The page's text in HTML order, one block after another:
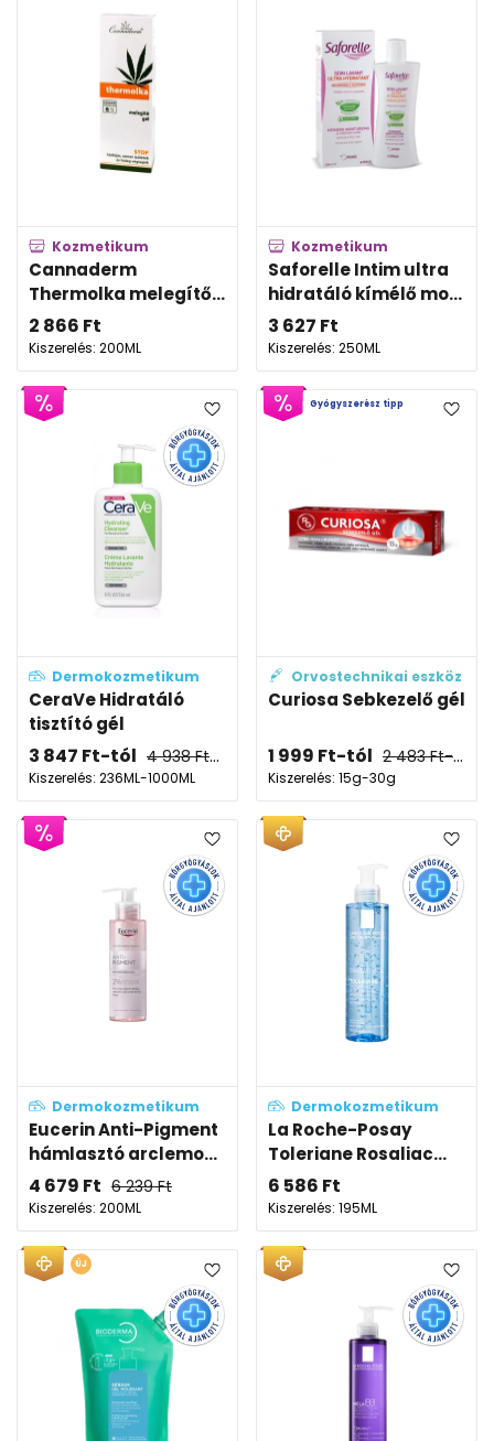
Kozmetikum
Cannaderm
Thermolka melegítő...
2 866 Ft
Kiszerelés: 200ML
Kozmetikum
Saforelle Intim ultra
hidratáló kímélő mo...
3 627 Ft
Kiszerelés: 250ML
Dermokozmetikum
CeraVe Hidratáló
tisztító gél
3 847 Ft-tól 4 938Ft-tól
Kiszerelés: 236ML-1000ML
Orvostechnikai eszköz
Curiosa Sebkezelő gél
1 999 Ft-tól 2 483Ft-tól
Kiszerelés: 15g-30g
Gyógyszerész tipp
Dermokozmetikum
Eucerin Anti-Pigment
hámlasztó arclemo...
4 679 Ft 6 239Ft
Kiszerelés: 200ML
Dermokozmetikum
La Roche-Posay
Toleriane Rosaliac...
6 586 Ft
Kiszerelés: 195ML
ÚJ